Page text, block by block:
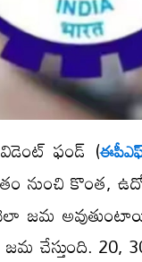
ఫండ్ (
నుంచి కొంత,
జమ
20, 30